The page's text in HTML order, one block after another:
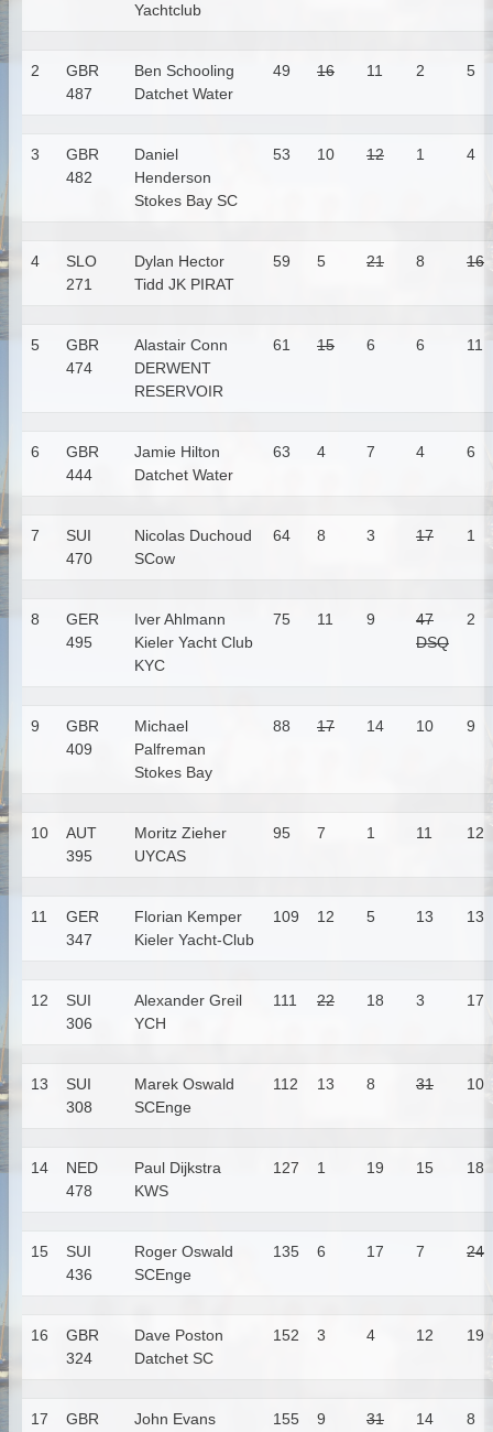
Yachtclub
2
GBR
487
Ben Schooling
Datchet Water
49 16 11 2 5
3
GBR
482
Daniel
Henderson
Stokes Bay SC
53 10 12 1 4
4
SLO
271
Dylan Hector
Tidd JK PIRAT
59 5 21 8 16
5
GBR
474
Alastair Conn
DERWENT
RESERVOIR
61 15 6 6 11
6
GBR
444
Jamie Hilton
Datchet Water
63 4 7 4 6
7
SUI
470
Nicolas Duchoud
SCow
64 8 3 17 1
8
GER
495
Iver Ahlmann
Kieler Yacht Club
KYC
75 11 9
47
DSQ
2
9
GBR
409
Michael
Palfreman
Stokes Bay
88 17 14 10 9
10
AUT
395
Moritz Zieher
UYCAS
95 7 1 11 12
11
GER
347
Florian Kemper
Kieler Yacht-Club
109 12 5 13 13
12
SUI
306
Alexander Greil
YCH
111 22 18 3 17
13
SUI
308
Marek Oswald
SCEnge
112 13 8 31 10
14
NED
478
Paul Dijkstra
KWS
127 1 19 15 18
15
SUI
436
Roger Oswald
SCEnge
135 6 17 7 24
16
GBR
324
Dave Poston
Datchet SC
152 3 4 12 19
17
GBR
John Evans
155 9 31 14 8